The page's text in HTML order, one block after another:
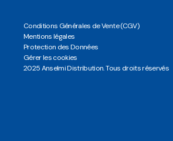
Conditions Générales de Vente (CGV)
Mentions légales
Protection des Données
Gérer les cookies
2025 Anselmi Distribution. Tous droits réservés